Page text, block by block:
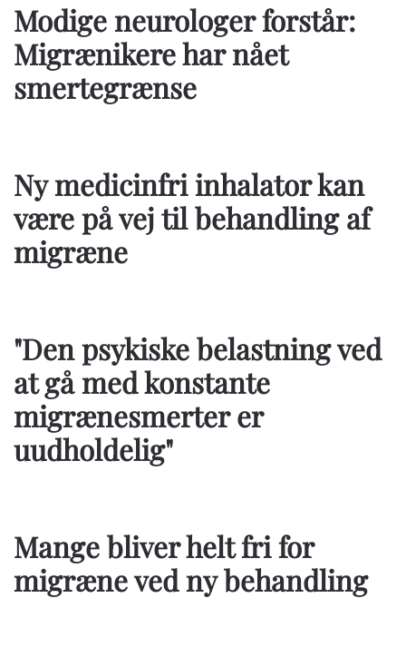
Modige neurologer forstår:
Migrænikere har nået
smertegrænse
Ny medicinfri inhalator kan
være på vej til behandling af
migræne
"Den psykiske belastning ved
at gå med konstante
migrænesmerter er
uudholdelig"
Mange bliver helt fri for
migræne ved ny behandling